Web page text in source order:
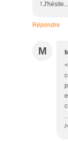
!
Répondre
M
/